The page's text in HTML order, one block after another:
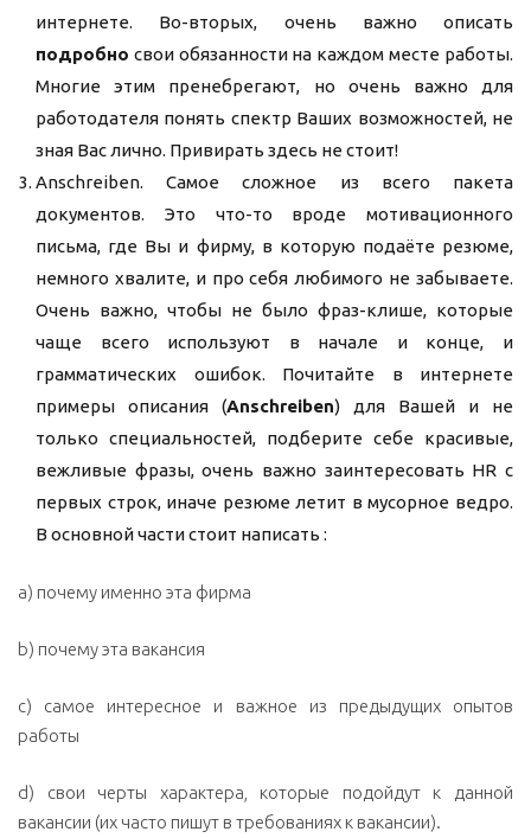
интернете. Во-вторых, очень важно описать
подробно свои обязанности на каждом месте работы.
Многие этим пренебрегают, но очень важно для
работодателя понять спектр Ваших возможностей, не
зная Вас лично. Привирать здесь не стоит!
Anschreiben. Самое сложное из всего пакета
документов. Это что-то вроде мотивационного
письма, где Вы и фирму, в которую подаёте резюме,
немного хвалите, и про себя любимого не забываете.
Очень важно, чтобы не было фраз-клише, которые
чаще всего используют в начале и конце, и
грамматических ошибок. Почитайте в интернете
примеры описания (Anschreiben) для Вашей и не
только специальностей, подберите себе красивые,
вежливые фразы, очень важно заинтересовать HR с
первых строк, иначе резюме летит в мусорное ведро.
В основной части стоит написать :
а) почему именно эта фирма
b) почему эта вакансия
с) самое интересное и важное из предыдущих опытов
работы
d) свои черты характера, которые подойдут к данной
вакансии (их часто пишут в требованиях к вакансии).